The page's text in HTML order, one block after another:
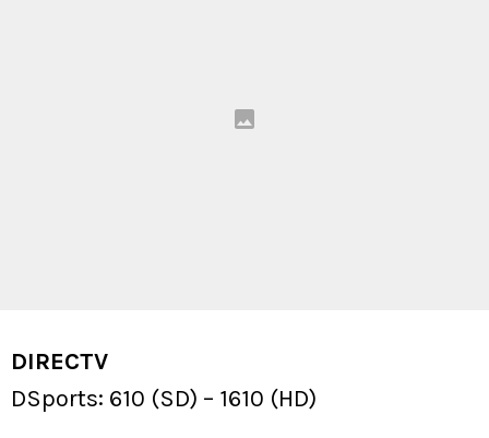
DIRECTV
DSports: 610 (SD) – 1610 (HD)